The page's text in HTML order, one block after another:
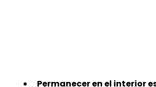
Permanecer en el interior